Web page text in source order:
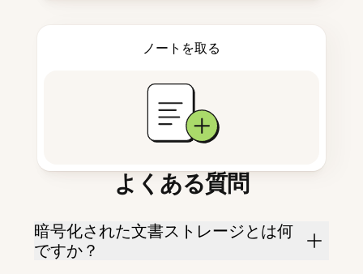
ノートを取る
よくある質問
暗号化された文書ストレージとは何
ですか？